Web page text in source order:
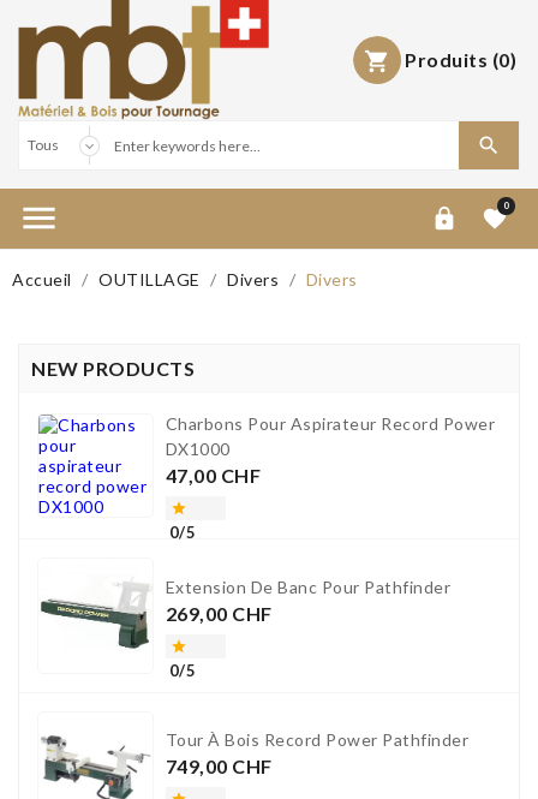
 Produits (0)

  0
Accueil OUTILLAGE Divers Divers
NEW PRODUCTS
Charbons Pour Aspirateur Record Power
DX1000
Prix
47,00 CHF

0/5
Extension De Banc Pour Pathfinder
Prix
269,00 CHF

0/5
Tour À Bois Record Power Pathfinder
Prix
749,00 CHF